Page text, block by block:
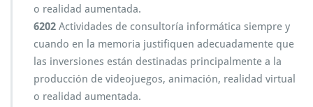
o realidad aumentada.
6202 Actividades de consultoría informática siempre y
cuando en la memoria justifiquen adecuadamente que
las inversiones están destinadas principalmente a la
producción de videojuegos, animación, realidad virtual
o realidad aumentada.